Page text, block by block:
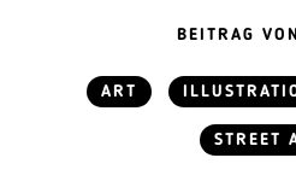
BEITRAG
ART
STREET